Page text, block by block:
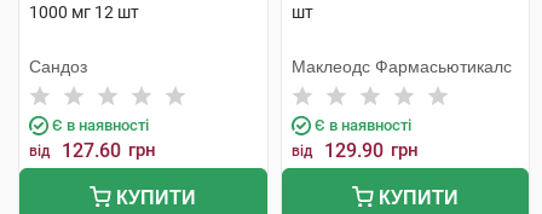
1000 мг 12 шт
Сандоз
Є в наявності
від 127.60 грн
КУПИТИ
шт
Маклеодс Фармасьютикалс
Є в наявності
від 129.90 грн
КУПИТИ